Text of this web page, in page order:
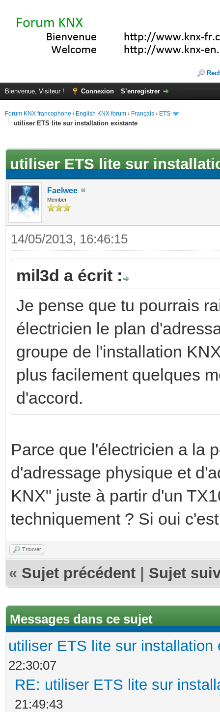
Bienvenue, Visiteur ! Connexion S’enregistrer
Forum KNX francophone / English KNX forum › Français › ETS
utiliser ETS lite sur installation existante
utiliser ETS lite sur
Faelwee
Member
14/05/2013, 16:46:15
mil3d a écrit :
Je pense que tu pourrais
électricien le plan
groupe de l'installation
plus facilement quelques
d'accord.
Parce que l'électricien a la
d'adressage physique et
KNX" juste à partir d'un
techniquement ? Si oui
Trouver
« Sujet précédent Sujet
Messages dans ce sujet
utiliser ETS lite sur installation
22:30:07
RE: utiliser ETS lite sur
21:49:43